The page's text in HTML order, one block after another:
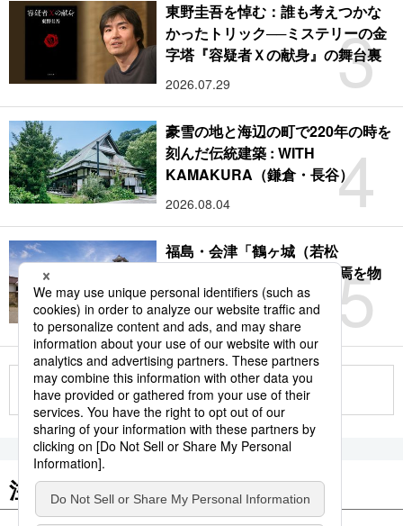
3
東野圭吾を悼む：誰も考えつかな
かったトリック──ミステリーの金
字塔『容疑者Ｘの献身』の舞台裏
2026.07.29
4
豪雪の地と海辺の町で220年の時を
刻んだ伝統建築 : WITH
KAMAKURA（鎌倉・長谷）
2026.08.04
5
福島・会津「鶴ヶ城（若松
城）」：サムライの時代終焉を物
語る赤瓦の名城
2026.08.09
もっと見る
注目のキーワード